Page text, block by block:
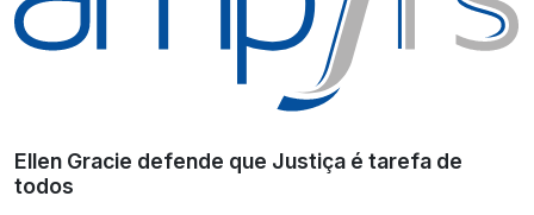
Ellen Gracie defende que Justiça é tarefa de
todos